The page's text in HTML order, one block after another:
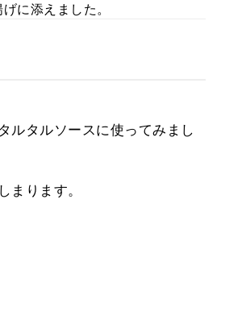
に添えました。
ルタルソースに使ってみまし
まります。